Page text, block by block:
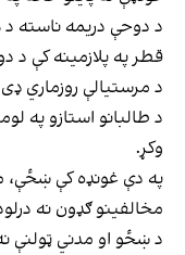
د دوحې دریمه ناسته
قطر په پلازمینه کې د
د مرستیالې روزماري
د طالبانو استازو په
وکړ.
په دې غونډه کې ښځې،
مخالفینو ګډون نه
د ښځو او مدني ټولنې